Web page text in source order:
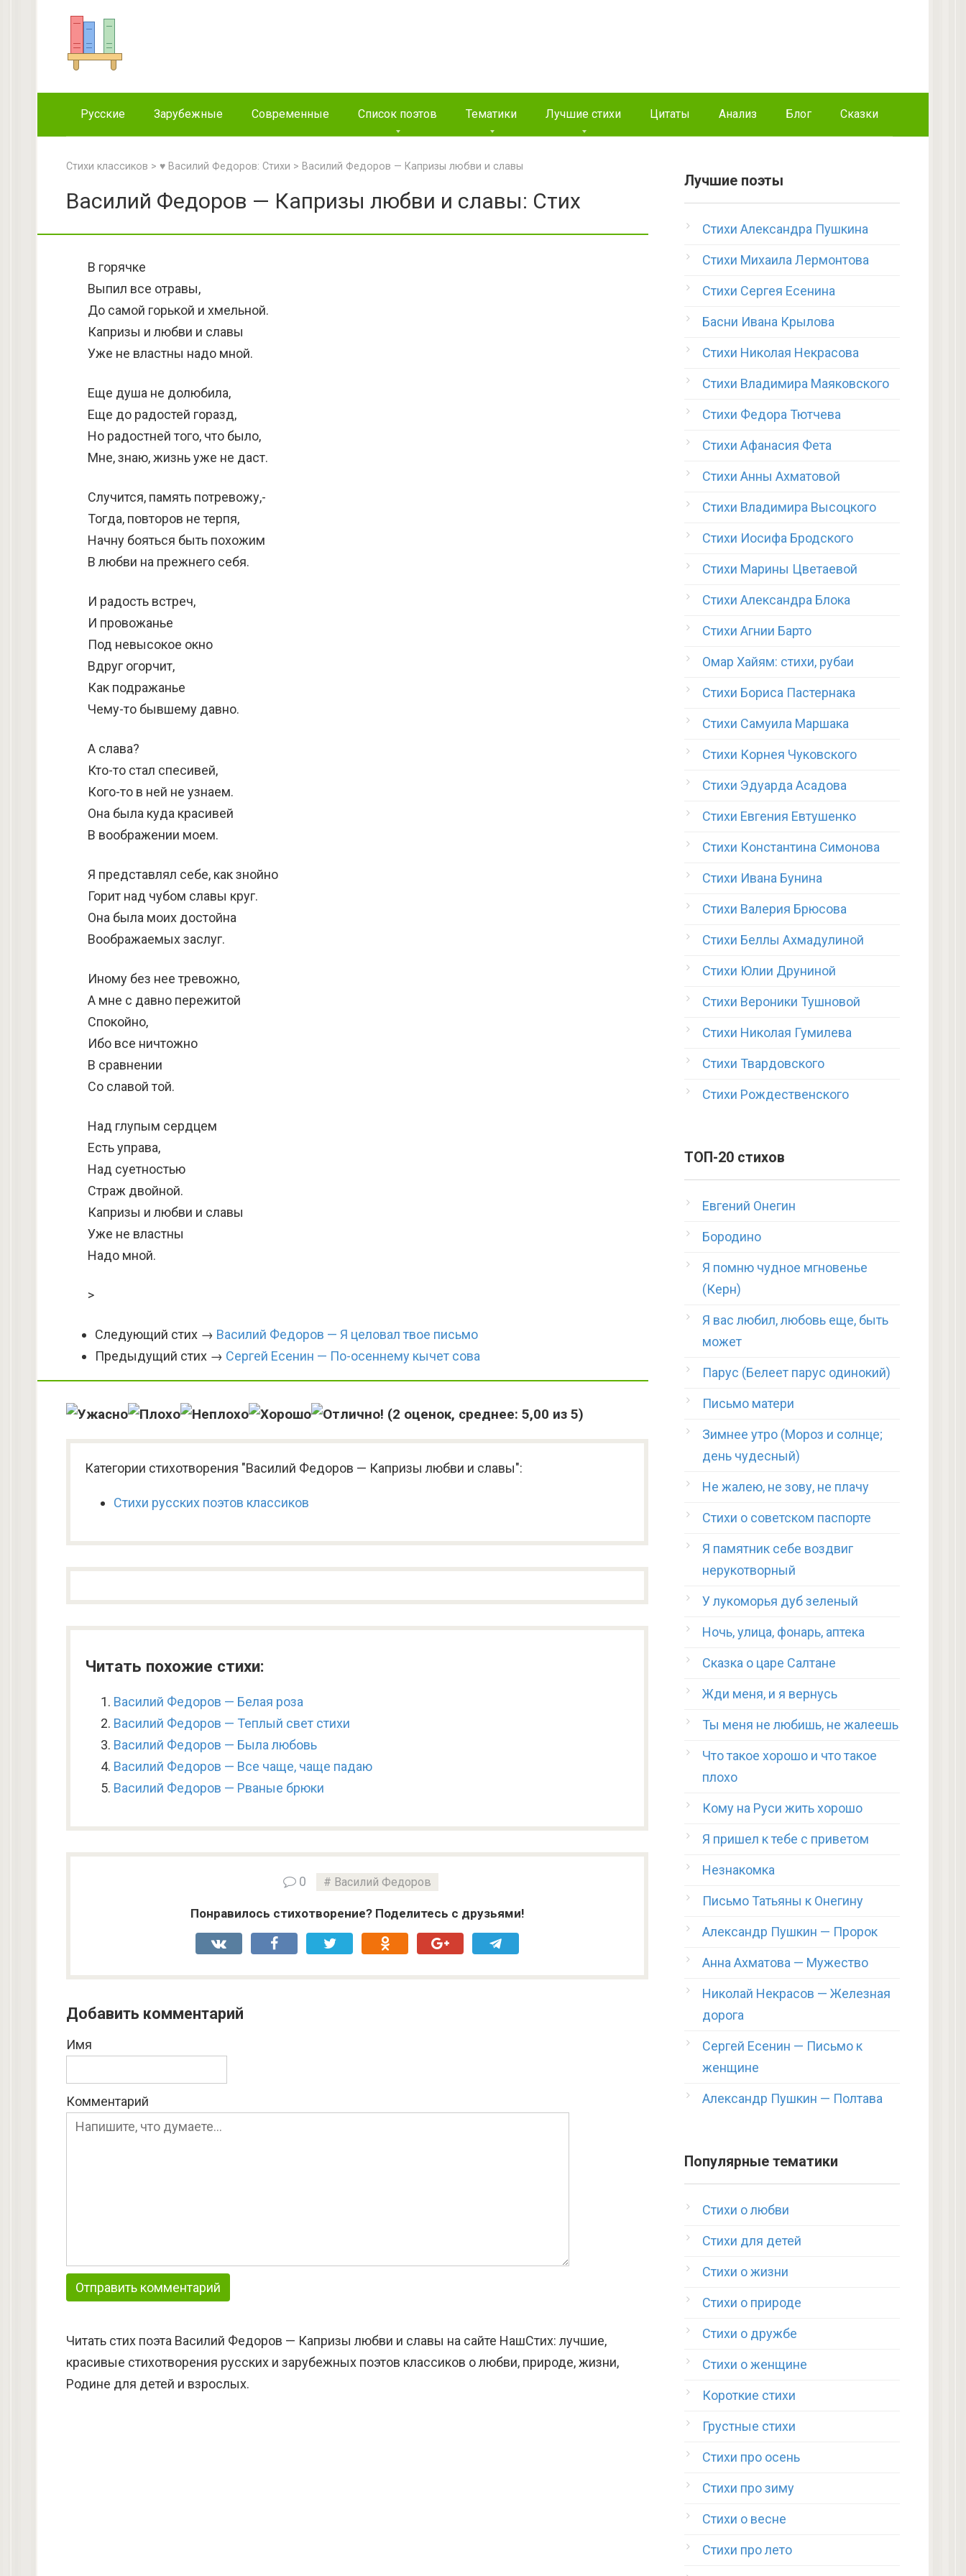
Русские Зарубежные Современные Список поэтов Тематики Лучшие стихи Цитаты Анализ Блог Сказки
Стихи классиков > ♥ Василий Федоров: Стихи > Василий Федоров — Капризы любви и славы
Василий Федоров — Капризы любви и славы: Стих
В горячке
Выпил все отравы,
До самой горькой и хмельной.
Капризы и любви и славы
Уже не властны надо мной.
Еще душа не долюбила,
Еще до радостей горазд,
Но радостней того, что было,
Мне, знаю, жизнь уже не даст.
Случится, память потревожу,-
Тогда, повторов не терпя,
Начну бояться быть похожим
В любви на прежнего себя.
И радость встреч,
И провожанье
Под невысокое окно
Вдруг огорчит,
Как подражанье
Чему-то бывшему давно.
А слава?
Кто-то стал спесивей,
Кого-то в ней не узнаем.
Она была куда красивей
В воображении моем.
Я представлял себе, как знойно
Горит над чубом славы круг.
Она была моих достойна
Воображаемых заслуг.
Иному без нее тревожно,
А мне с давно пережитой
Спокойно,
Ибо все ничтожно
В сравнении
Со славой той.
Над глупым сердцем
Есть управа,
Над суетностью
Страж двойной.
Капризы и любви и славы
Уже не властны
Надо мной.
>
Следующий стих → Василий Федоров — Я целовал твое письмо
Предыдущий стих → Сергей Есенин — По-осеннему кычет сова
(2 оценок, среднее: 5,00 из 5)
Категории стихотворения "Василий Федоров — Капризы любви и славы":
Стихи русских поэтов классиков
Читать похожие стихи:
Василий Федоров — Белая роза
Василий Федоров — Теплый свет стихи
Василий Федоров — Была любовь
Василий Федоров — Все чаще, чаще падаю
Василий Федоров — Рваные брюки
0 Василий Федоров
Понравилось стихотворение? Поделитесь с друзьями!
Добавить комментарий
Имя
Комментарий
Читать стих поэта Василий Федоров — Капризы любви и славы на сайте НашСтих: лучшие,
красивые стихотворения русских и зарубежных поэтов классиков о любви, природе, жизни,
Родине для детей и взрослых.
Лучшие поэты
Стихи Александра Пушкина
Стихи Михаила Лермонтова
Стихи Сергея Есенина
Басни Ивана Крылова
Стихи Николая Некрасова
Стихи Владимира Маяковского
Стихи Федора Тютчева
Стихи Афанасия Фета
Стихи Анны Ахматовой
Стихи Владимира Высоцкого
Стихи Иосифа Бродского
Стихи Марины Цветаевой
Стихи Александра Блока
Стихи Агнии Барто
Омар Хайям: стихи, рубаи
Стихи Бориса Пастернака
Стихи Самуила Маршака
Стихи Корнея Чуковского
Стихи Эдуарда Асадова
Стихи Евгения Евтушенко
Стихи Константина Симонова
Стихи Ивана Бунина
Стихи Валерия Брюсова
Стихи Беллы Ахмадулиной
Стихи Юлии Друниной
Стихи Вероники Тушновой
Стихи Николая Гумилева
Стихи Твардовского
Стихи Рождественского
ТОП-20 стихов
Евгений Онегин
Бородино
Я помню чудное мгновенье
(Керн)
Я вас любил, любовь еще, быть
может
Парус (Белеет парус одинокий)
Письмо матери
Зимнее утро (Мороз и солнце;
день чудесный)
Не жалею, не зову, не плачу
Стихи о советском паспорте
Я памятник себе воздвиг
нерукотворный
У лукоморья дуб зеленый
Ночь, улица, фонарь, аптека
Сказка о царе Салтане
Жди меня, и я вернусь
Ты меня не любишь, не жалеешь
Что такое хорошо и что такое
плохо
Кому на Руси жить хорошо
Я пришел к тебе с приветом
Незнакомка
Письмо Татьяны к Онегину
Александр Пушкин — Пророк
Анна Ахматова — Мужество
Николай Некрасов — Железная
дорога
Сергей Есенин — Письмо к
женщине
Александр Пушкин — Полтава
Популярные тематики
Стихи о любви
Стихи для детей
Стихи о жизни
Стихи о природе
Стихи о дружбе
Стихи о женщине
Короткие стихи
Грустные стихи
Стихи про осень
Стихи про зиму
Стихи о весне
Стихи про лето